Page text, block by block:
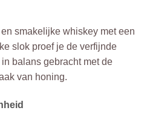
smakelijke whiskey met een
slok proef je de verfijnde
balans gebracht met de
van honing.